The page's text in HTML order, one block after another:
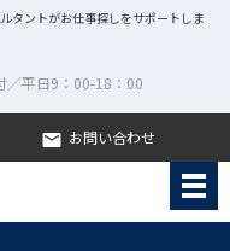
タントがお仕事探しをサポートしま
／平日9：00-18：00
email お問い合わせ